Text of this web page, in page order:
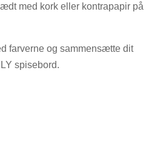
med kork eller kontrapapir på
farverne og sammensætte dit
spisebord.